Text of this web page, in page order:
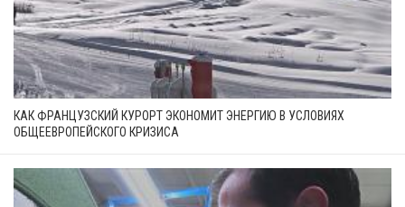
КАК ФРАНЦУЗСКИЙ КУРОРТ ЭКОНОМИТ ЭНЕРГИЮ В УСЛОВИЯХ
ОБЩЕЕВРОПЕЙСКОГО КРИЗИСА